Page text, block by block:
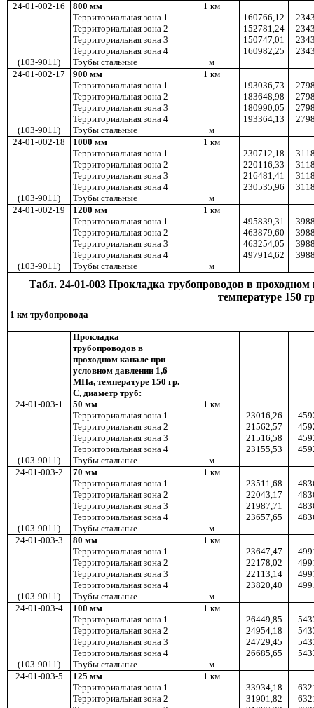
24-01-002-16
800 мм
1 км
Территориальная зона 1
160766,12
Территориальная зона 2
152781,24
Территориальная зона 3
150747,01
Территориальная зона 4
160982,25
(103-9011)
Трубы стальные
м
24-01-002-17
900 мм
1 км
Территориальная зона 1
193036,73
Территориальная зона 2
183648,98
Территориальная зона 3
180990,05
Территориальная зона 4
193364,13
(103-9011)
Трубы стальные
м
24-01-002-18
1000 мм
1 км
Территориальная зона 1
230712,18
Территориальная зона 2
220116,33
Территориальная зона 3
216481,41
Территориальная зона 4
230535,96
(103-9011)
Трубы стальные
м
24-01-002-19
1200 мм 1 км
Территориальная зона 1
495839,31
Территориальная зона 2
463879,60
Территориальная зона 3
463254,05
Территориальная зона 4
497914,62
(103-9011)
Трубы стальные м
Табл. 24-01-003 Прокладка трубопроводов в
температуре 150
1 км трубопровода
Прокладка
трубопроводов в
проходном канале при
условном давлении 1,6
МПа, температуре 150 гр.
С, диаметр труб:
24-01-003-1
50 мм 1 км
Территориальная зона 1
23016,26
Территориальная зона 2
21562,57
Территориальная зона 3
21516,58
Территориальная зона 4
23155,53
(103-9011)
Трубы стальные
м
24-01-003-2
70 мм 1 км
Территориальная зона 1
23511,68
Территориальная зона 2
22043,17
Территориальная зона 3
21987,71
Территориальная зона 4
23657,65
(103-9011)
Трубы стальные
м
24-01-003-3
80 мм 1 км
Территориальная зона 1
23647,47
Территориальная зона 2
22178,02
Территориальная зона 3
22113,14
Территориальная зона 4
23820,40
(103-9011)
Трубы стальные
м
24-01-003-4
100 мм 1 км
Территориальная зона 1
26449,85
Территориальная зона 2
24954,18
Территориальная зона 3
24729,45
Территориальная зона 4
26685,65
(103-9011)
Трубы стальные
м
24-01-003-5
125 мм 1 км
Территориальная зона 1
33934,18
Территориальная зона 2
31901,82